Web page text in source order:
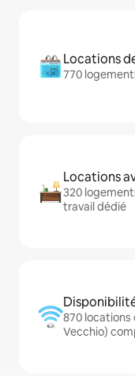
Locations
770
Locations
320
travail dédié
870 locations
Vecchio)